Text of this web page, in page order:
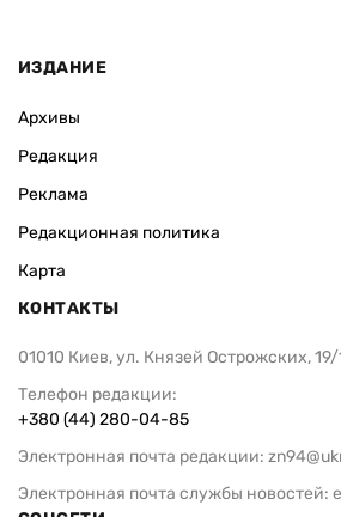
ИЗДАНИЕ
Архивы
Редакция
Реклама
Редакционная политика
Карта
КОНТАКТЫ
01010 Киев, ул. Князей Острожских, 19/
Телефон редакции:
+380 (44) 280-04-85
Электронная почта редакции:
Электронная почта службы новостей: